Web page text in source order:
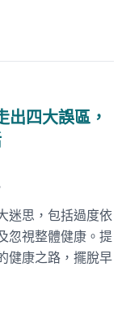
出四大誤區，
迷思，包括過度依
忽視整體健康。提
健康之路，擺脫早